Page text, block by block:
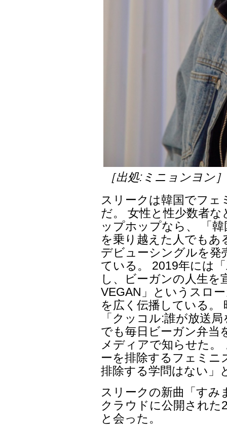
［出処:ミニョンヨン］
スリークは韓国でフ
だ。 女性と性少数者
ップホップなら、 「
を乗り越えた人でもあ
デビューシングルを発
ている。 2019年には
し、ビーガンの人生を
VEGAN」というスロ
を広く伝播している。
「クッコル:誰が放送
でも毎日ビーガン弁当
メディアで知らせた
ーを排除するフェミニ
排除する学問はない」
スリークの新曲「すみ
クラウドに公開された
と会った。